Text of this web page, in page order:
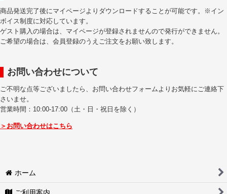
商品発送完了後にマイページよりダウンロードすることが可能です。※イン
ボイス制度に対応しています。
ゲスト購入の場合は、マイページが登録されませんので発行ができません。
ご希望の場合は、会員登録のうえご注文をお願い致します。
お問い合わせについて
ご不明な点等ございましたら、お問い合わせフォームよりお気軽にご連絡下
さいませ。
営業時間：10:00-17:00（土・日・祝日を除く）
＞お問い合わせはこちら
ホーム